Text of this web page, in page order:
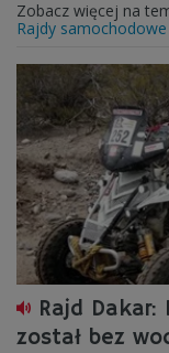
Zobacz więcej na
Rajdy samochodowe
Rajd Dakar:
został bez